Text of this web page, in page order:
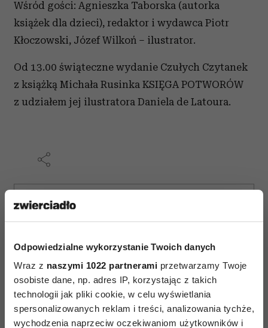
Odpowiedzialne wykorzystanie Twoich danych
Wraz z naszymi 1022 partnerami przetwarzamy Twoje
osobiste dane, np. adres IP, korzystając z takich
technologii jak pliki cookie, w celu wyświetlania
spersonalizowanych reklam i treści, analizowania tychże,
wychodzenia naprzeciw oczekiwaniom użytkowników i
Wśród gości: Agnieszka Taborska (autorka
książek dla dzieci), redaktor i wydawca Piotr
Kłoczowski, Józef Wilkoń – ilustrator.
Od 13.00 świąteczne wydanie Czułych Czytanek
z książką Michała Rusinka KSIĘGA POTWORÓW
z udziałem jej ilustratora Daniela de Latoura.